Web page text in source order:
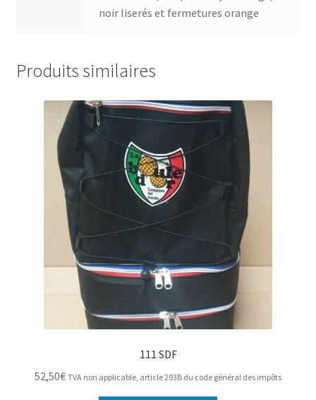
noir liserés et fermetures orange
Produits similaires
111 SDF
52,50€ TVA non applicable, article 293B du code général des impôts